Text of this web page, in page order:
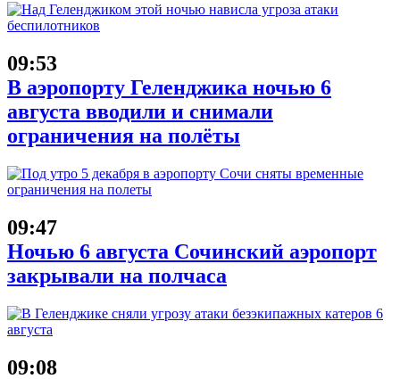
09:53
В аэропорту Геленджика ночью 6
августа вводили и снимали
ограничения на полёты
09:47
Ночью 6 августа Сочинский аэропорт
закрывали на полчаса
09:08